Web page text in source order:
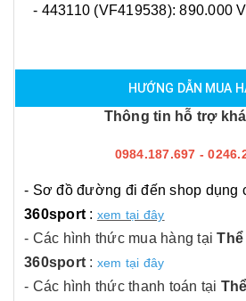
- 443110 (VF419538): 890.000
HƯỚNG DẪN MUA
Thông tin hỗ trợ
0984.187.697 -
- Sơ đồ đường đi đến shop dụng
360sport : xem tại đây
- Các hình thức mua hàng tại
360sport : xem tại đây
- Các hình thức thanh toán tại